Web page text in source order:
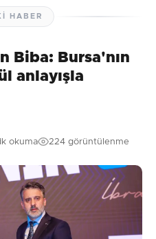
Sorusu:
7 = ?
İlk yorumu siz yapın!
HABER
Biba: Bursa'nın
anlayışla
okuma 224 görüntülenme